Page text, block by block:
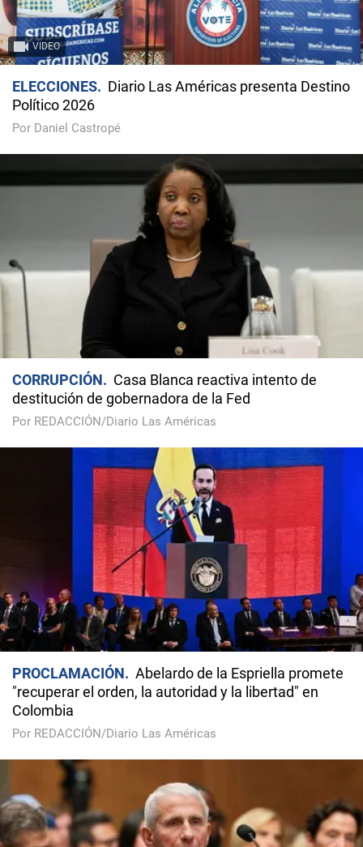
VIDEO
ELECCIONES
Diario Las Américas presenta Destino
Político 2026
Por Daniel Castropé
CORRUPCIÓN
Casa Blanca reactiva intento de
destitución de gobernadora de la Fed
Por REDACCIÓN/Diario Las Américas
PROCLAMACIÓN
Abelardo de la Espriella promete
"recuperar el orden, la autoridad y la libertad" en
Colombia
Por REDACCIÓN/Diario Las Américas